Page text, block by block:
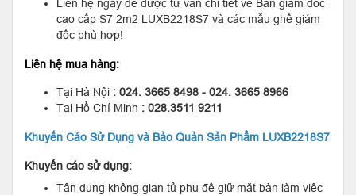
Liên hệ ngay để được tư vấn chi tiết về Bàn giám đốc
cao cấp S7 2m2 LUXB2218S7 và các mẫu ghế giám
đốc phù hợp!
Liên hệ mua hàng:
Tại Hà Nội : 024. 3665 8498 - 024. 3665 8966
Tại Hồ Chí Minh : 028.3511 9211
Khuyến Cáo Sử Dụng và Bảo Quản Sản Phẩm LUXB2218S7
Khuyến cáo sử dụng:
Tận dụng không gian tủ phụ để giữ mặt bàn làm việc